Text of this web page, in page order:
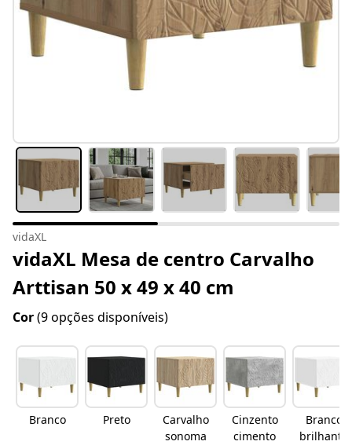
vidaXL
vidaXL Mesa de centro Carvalho
Arttisan 50 x 49 x 40 cm
Cor(9 opções disponíveis)
Branco Preto
Carvalho
sonoma
Cinzento
cimento
Branco
brilhante